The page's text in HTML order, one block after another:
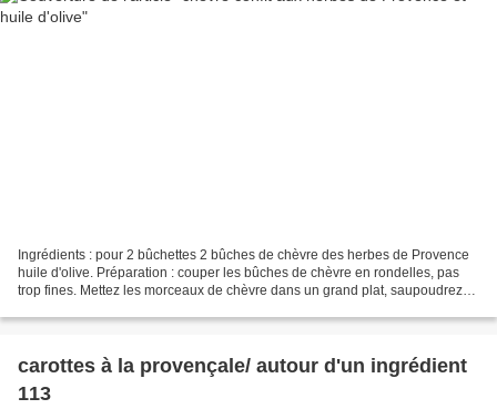
Ingrédients : pour 2 bûchettes 2 bûches de chèvre des herbes de Provence
huile d'olive. Préparation : couper les bûches de chèvre en rondelles, pas
trop fines. Mettez les morceaux de chèvre dans un grand plat, saupoudrez
carottes à la provençale/ autour d'un ingrédient
113